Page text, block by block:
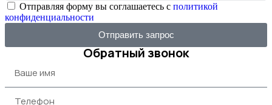
Отправляя форму вы соглашаетесь с политикой
конфиденциальности
Отправить запрос
Обратный звонок